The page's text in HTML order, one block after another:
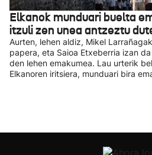
Elkanok munduari buelta
itzuli zen unea antzeztu
Aurten, lehen aldiz, Mikel
papera, eta Saioa Etxeberria izan
den lehen emakumea. Lau urterik
Elkanoren iritsiera, munduari bira